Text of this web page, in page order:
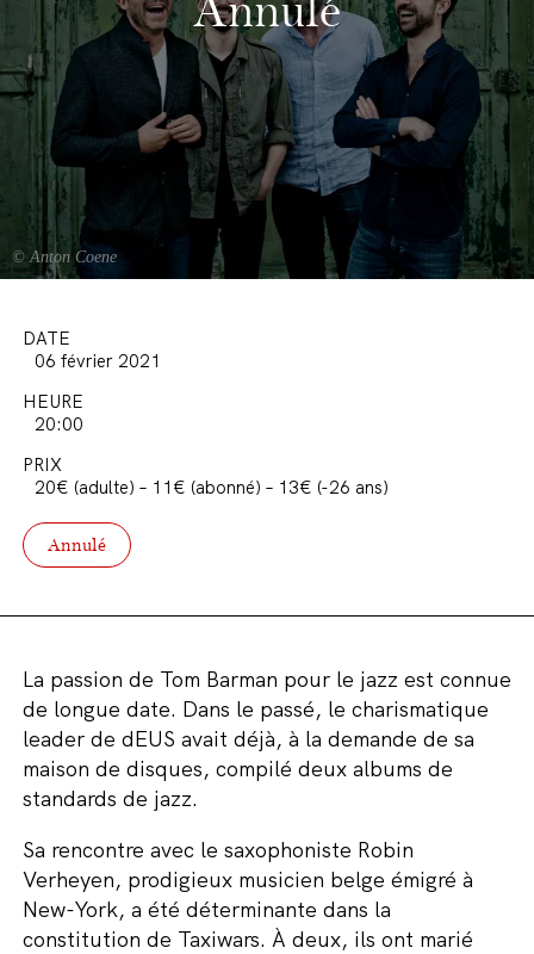
Annulé
© Anton Coene
DATE
06 février 2021
HEURE
20:00
PRIX
20€ (adulte) – 11€ (abonné) – 13€ (-26 ans)
Annulé
La passion de Tom Barman pour le jazz est connue
de longue date. Dans le passé, le charismatique
leader de dEUS avait déjà, à la demande de sa
maison de disques, compilé deux albums de
standards de jazz.
Sa rencontre avec le saxophoniste Robin
Verheyen, prodigieux musicien belge émigré à
New-York, a été déterminante dans la
constitution de Taxiwars. À deux, ils ont marié